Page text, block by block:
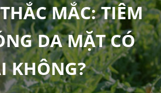
MẮC: TIÊM
DA MẶT CÓ
KHÔNG?